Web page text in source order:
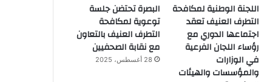
اللجنة الوطنية لمكافحة
التطرف العنيف تعقد
اجتماعها الدوري مع
رؤساء اللجان الفرعية
في الوزارات
والمؤسسات والهيئات
البصرة تحتضن جلسة
توعوية لمكافحة
التطرف العنيف بالتعاون
مع نقابة الصحفيين
28 أغسطس، 2025